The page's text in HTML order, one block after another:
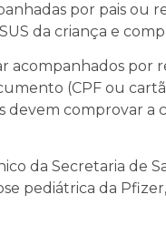
por pais
da criança e
acompanhados por
(CPF ou
devem comprovar
da Secretaria de
pediátrica da